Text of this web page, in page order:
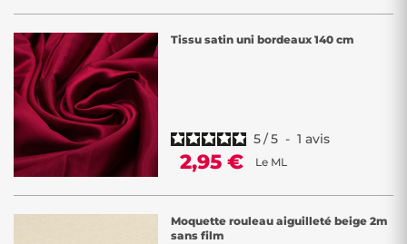
Tissu satin uni bordeaux 140 cm
5/5 - 1 avis
2,95 € Le ML
Moquette rouleau aiguilleté beige 2m
sans film